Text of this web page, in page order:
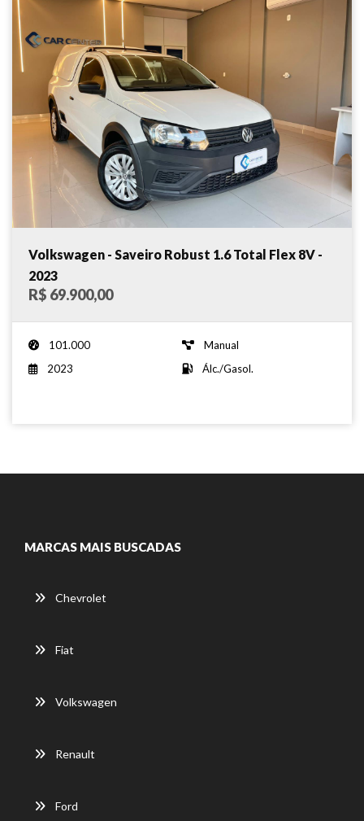
Volkswagen - Saveiro Robust 1.6 Total Flex 8V -
2023
R$ 69.900,00
101.000
Manual
2023
Álc./Gasol.
MARCAS MAIS BUSCADAS
Chevrolet
Fiat
Volkswagen
Renault
Ford